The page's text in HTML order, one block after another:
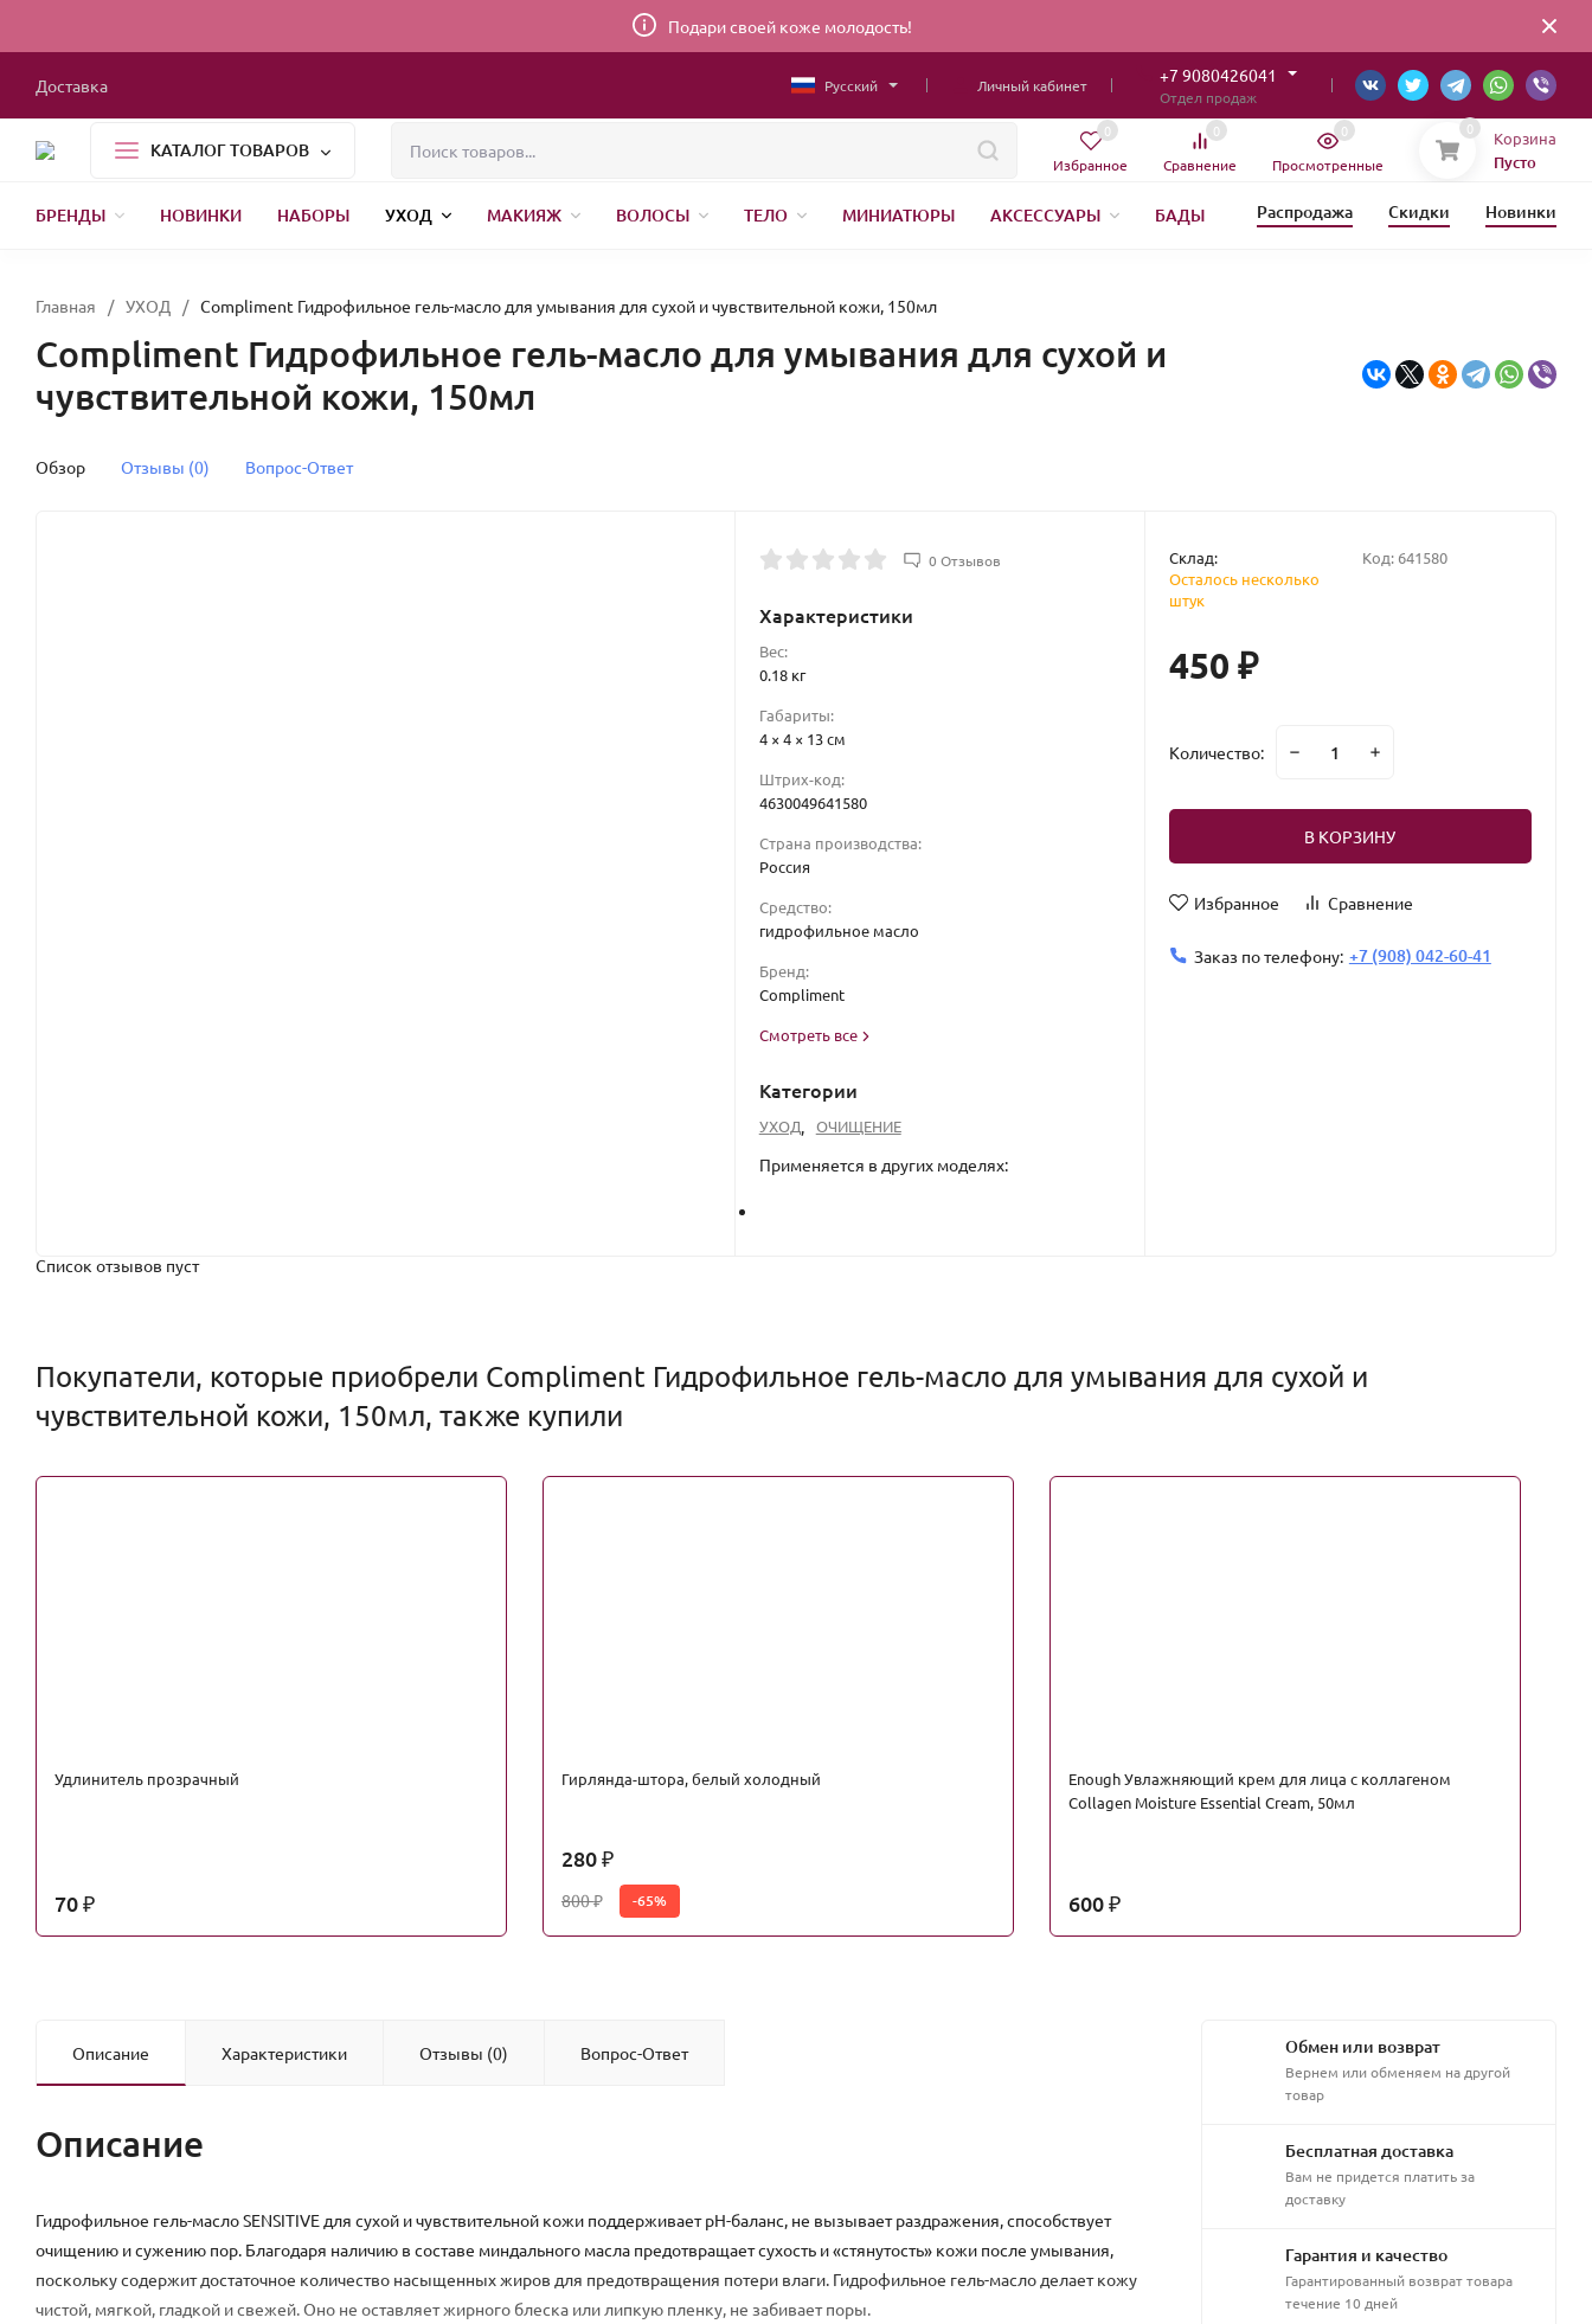
Подари своей коже молодость!
Доставка Русский Личный кабинет +7 9080426041
Отдел продаж
КАТАЛОГ ТОВАРОВ
Избранное
0
Сравнение
0
Просмотренные
0 0 Корзина
Пусто
БРЕНДЫ НОВИНКИ НАБОРЫ УХОД МАКИЯЖ ВОЛОСЫ ТЕЛО МИНИАТЮРЫ АКСЕССУАРЫ
БАДЫ
Распродажа Скидки Новинки
Главная / УХОД / Compliment Гидрофильное гель-масло для умывания для сухой и чувствительной кожи, 150мл
Compliment Гидрофильное гель-масло для умывания для сухой и
чувствительной кожи, 150мл
Обзор Отзывы (0) Вопрос-Ответ
0 Отзывов
Характеристики
Вес:
0.18 кг
Габариты:
4 × 4 × 13 см
Штрих-код:
4630049641580
Страна производства:
Россия
Средство:
гидрофильное масло
Бренд:
Compliment
Смотреть все
Категории
УХОД, ОЧИЩЕНИЕ
Применяется в других моделях:
Склад:
Осталось несколько
штук
Код: 641580
450 ₽
Количество:
В КОРЗИНУ
Избранное Сравнение
Заказ по телефону: +7 (908) 042-60-41
Список отзывов пуст
Покупатели, которые приобрели Compliment Гидрофильное гель-масло для умывания для сухой и
чувствительной кожи, 150мл, также купили
Удлинитель прозрачный
70 ₽
Гирлянда-штора, белый холодный
280 ₽
800₽ -65%
Enough Увлажняющий крем для лица с коллагеном
Collagen Moisture Essential Cream, 50мл
600 ₽
Описание Характеристики Отзывы (0) Вопрос-Ответ
Описание
Гидрофильное гель-масло SENSITIVE для сухой и чувствительной кожи поддерживает рН-баланс, не вызывает раздражения, способствует
очищению и сужению пор. Благодаря наличию в составе миндального масла предотвращает сухость и «стянутость» кожи после умывания,
поскольку содержит достаточное количество насыщенных жиров для предотвращения потери влаги. Гидрофильное гель-масло делает кожу
чистой, мягкой, гладкой и свежей. Оно не оставляет жирного блеска или липкую пленку, не забивает поры.
Обмен или возврат
Вернем или обменяем на другой
товар
Бесплатная доставка
Вам не придется платить за
доставку
Гарантия и качество
Гарантированный возврат товара
течение 10 дней